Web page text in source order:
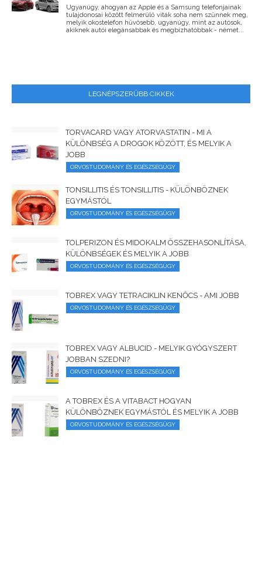
Ugyanúgy, ahogyan az Apple és a Samsung telefonjainak
tulajdonosai között felmerülő viták soha nem szűnnek meg,
melyik okostelefon hűvösebb, ugyanúgy, mint az autósok,
akiknek autói elegánsabbak és megbízhatóbbak - német...
LEGNÉPSZERŰBB CIKKEK
TORVACARD VAGY ATORVASTATIN - MI A
KÜLÖNBSÉG A DROGOK KÖZÖTT, ÉS MELYIK A
JOBB
ORVOSTUDOMÁNY ÉS EGÉSZSÉGÜGY
TONSILLITIS ÉS TONSILLITIS - KÜLÖNBÖZNEK
EGYMÁSTÓL
ORVOSTUDOMÁNY ÉS EGÉSZSÉGÜGY
TOLPERIZON ÉS MIDOKALM ÖSSZEHASONLÍTÁSA,
KÜLÖNBSÉGEK ÉS MELYIK A JOBB
ORVOSTUDOMÁNY ÉS EGÉSZSÉGÜGY
TOBREX VAGY TETRACIKLIN KENŐCS - AMI JOBB
ORVOSTUDOMÁNY ÉS EGÉSZSÉGÜGY
TOBREX VAGY ALBUCID - MELYIK GYÓGYSZERT
JOBBAN SZEDNI?
ORVOSTUDOMÁNY ÉS EGÉSZSÉGÜGY
A TOBREX ÉS A VITABACT HOGYAN
KÜLÖNBÖZNEK EGYMÁSTÓL ÉS MELYIK A JOBB
ORVOSTUDOMÁNY ÉS EGÉSZSÉGÜGY